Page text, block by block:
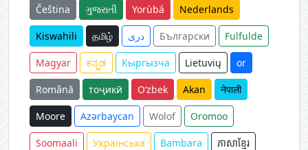
Čeština ગુજરાતી Yorùbá Nederlands
Kiswahili தமிழ் دری Български Fulfulde
Magyar ಕನ್ನಡ Кыргызча Lietuvių or
Română тоҷикӣ O‘zbek Akan नेपाली
Moore Azərbaycan Wolof Oromoo
Soomaali Українська Bambara ភាសាខ្មែរ